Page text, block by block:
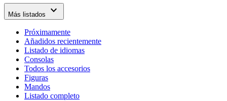
Más listados expand_more
Próximamente
Añadidos recientemente
Listado de idiomas
Consolas
Todos los accesorios
Figuras
Mandos
Listado completo